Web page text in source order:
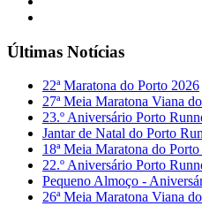
Últimas Notícias
22ª Maratona do Porto 2026
27ª Meia Maratona Viana
23.º Aniversário Porto
Jantar de Natal do Porto
18ª Meia Maratona do
22.º Aniversário Porto
Pequeno Almoço -
26ª Meia Maratona Viana